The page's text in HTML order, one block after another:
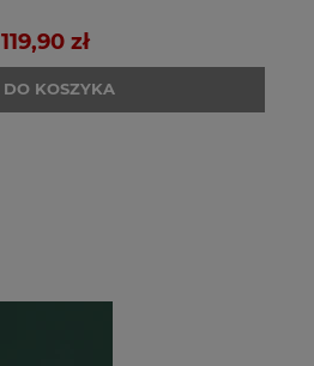
119,90 zł
DO KOSZYKA